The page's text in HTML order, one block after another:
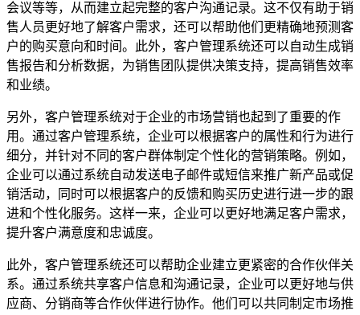
会议等等，从而建立起完整的客户沟通记录。这不仅有助于销
售人员更好地了解客户需求，还可以帮助他们更精确地预测客
户的购买意向和时间。此外，客户管理系统还可以自动生成销
售报告和分析数据，为销售团队提供决策支持，提高销售效率
和业绩。
另外，客户管理系统对于企业的市场营销也起到了重要的作
用。通过客户管理系统，企业可以根据客户的属性和行为进行
细分，并针对不同的客户群体制定个性化的营销策略。例如，
企业可以通过系统自动发送电子邮件或短信来推广新产品或促
销活动，同时可以根据客户的反馈和购买历史进行进一步的跟
进和个性化服务。这样一来，企业可以更好地满足客户需求，
提升客户满意度和忠诚度。
此外，客户管理系统还可以帮助企业建立更紧密的合作伙伴关
系。通过系统共享客户信息和沟通记录，企业可以更好地与供
应商、分销商等合作伙伴进行协作。他们可以共同制定市场推